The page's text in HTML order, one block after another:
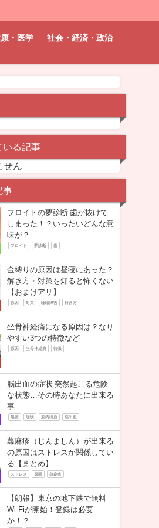
・医学 社会・経済・政治
いる記事
ん
事
フロイトの夢診断 歯が抜けて
しまった！？いったいどんな意
味が？
フロイト 夢診断 歯
金縛りの原因は昼寝にあった？
解き方・対策を知ると怖くない
【おまけアリ】
原因 対策 睡眠障害 解き方
坐骨神経痛になる原因は？なり
やすい3つの特徴など
原因 坐骨神経痛 特徴
脳出血の症状 突然起こる危険
な状態…その時あなたに出来る
事
処置 症状 脳内出血 脳出血
蕁麻疹（じんましん）が出来る
の原因はストレスが関係してい
る【まとめ】
ストレス 原因 蕁麻疹
【朗報】東京の地下鉄で無料
Wi-Fiが開始！登録は必要
か！？